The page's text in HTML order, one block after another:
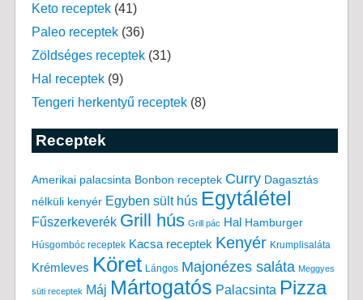
Keto receptek(41)
Paleo receptek(36)
Zöldséges receptek(31)
Hal receptek(9)
Tengeri herkentyű receptek(8)
Receptek
Amerikai palacsinta Bonbon receptek Curry Dagasztás
nélküli kenyér Egyben sült hús Egytálétel
Fűszerkeverék Grill hús Grill pác Hal Hamburger
Húsgombóc receptek Kacsa receptek Kenyér Krumplisaláta
Krémleves Köret Lángos Majonézes saláta Meggyes
süti receptek Máj Mártogatós Palacsinta Pizza